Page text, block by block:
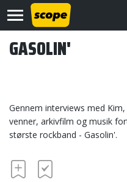
Om
GASOLIN'
Gennem interviews med
venner, arkivfilm og musik
største rockband - Gasolin'.